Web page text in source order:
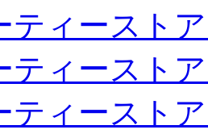
ティースト
ティースト
ティースト